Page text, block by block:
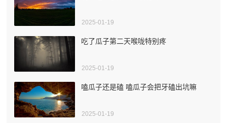
2025-01-19
吃了瓜子第二天喉咙特别疼
2025-01-19
嗑瓜子还是磕 嗑瓜子会把牙磕出坑嘛
2025-01-19